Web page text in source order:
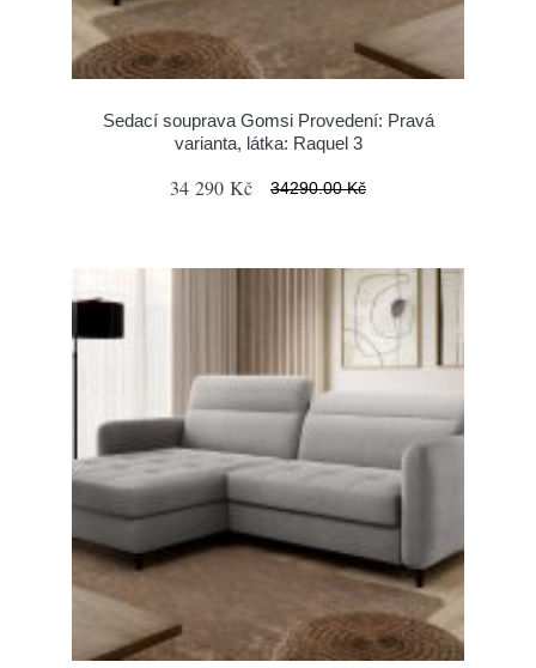
Sedací souprava Gomsi Provedení: Pravá
varianta, látka: Raquel 3
34 290 Kč 34290.00 Kč